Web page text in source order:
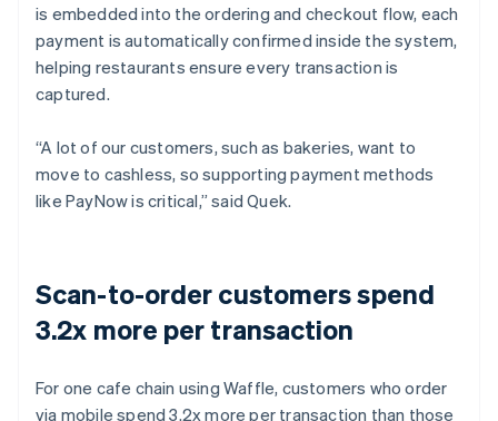
is embedded into the ordering and checkout flow, each
payment is automatically confirmed inside the system,
helping restaurants ensure every transaction is
captured.
“A lot of our customers, such as bakeries, want to
move to cashless, so supporting payment methods
like PayNow is critical,” said Quek.
Scan-to-order customers spend
3.2x more per transaction
For one cafe chain using Waffle, customers who order
via mobile spend 3.2x more per transaction than those